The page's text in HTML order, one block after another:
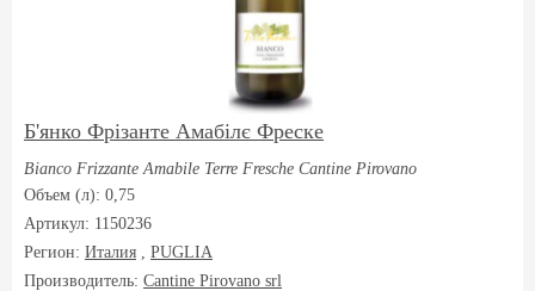
Б'янко Фрізанте Амабілє Фреске
Bianco Frizzante Amabile Terre Fresche Cantine Pirovano
Объем (л): 0,75
Артикул: 1150236
Регион: Италия , PUGLIA
Производитель: Cantine Pirovano srl